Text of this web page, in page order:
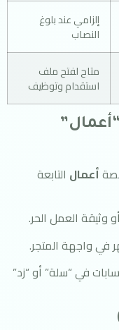
إلزامي عند بلوغ
النصاب
متاح لفتح ملف
استقدام وتوظيف
أعمال التابعة
وثيقة العمل الحر.
في واجهة المتجر.
في “سلة” أو “زد”